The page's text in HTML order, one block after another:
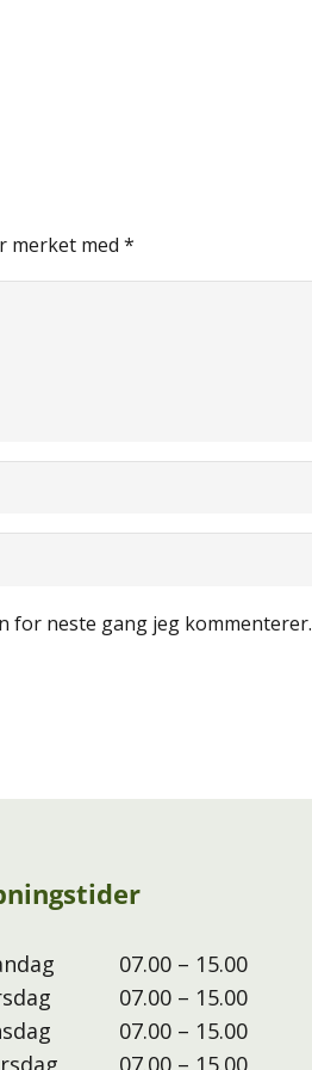
merket med *
for neste gang jeg kommenterer.
07.00 – 15.00
07.00 – 15.00
07.00 – 15.00
07.00 – 15.00